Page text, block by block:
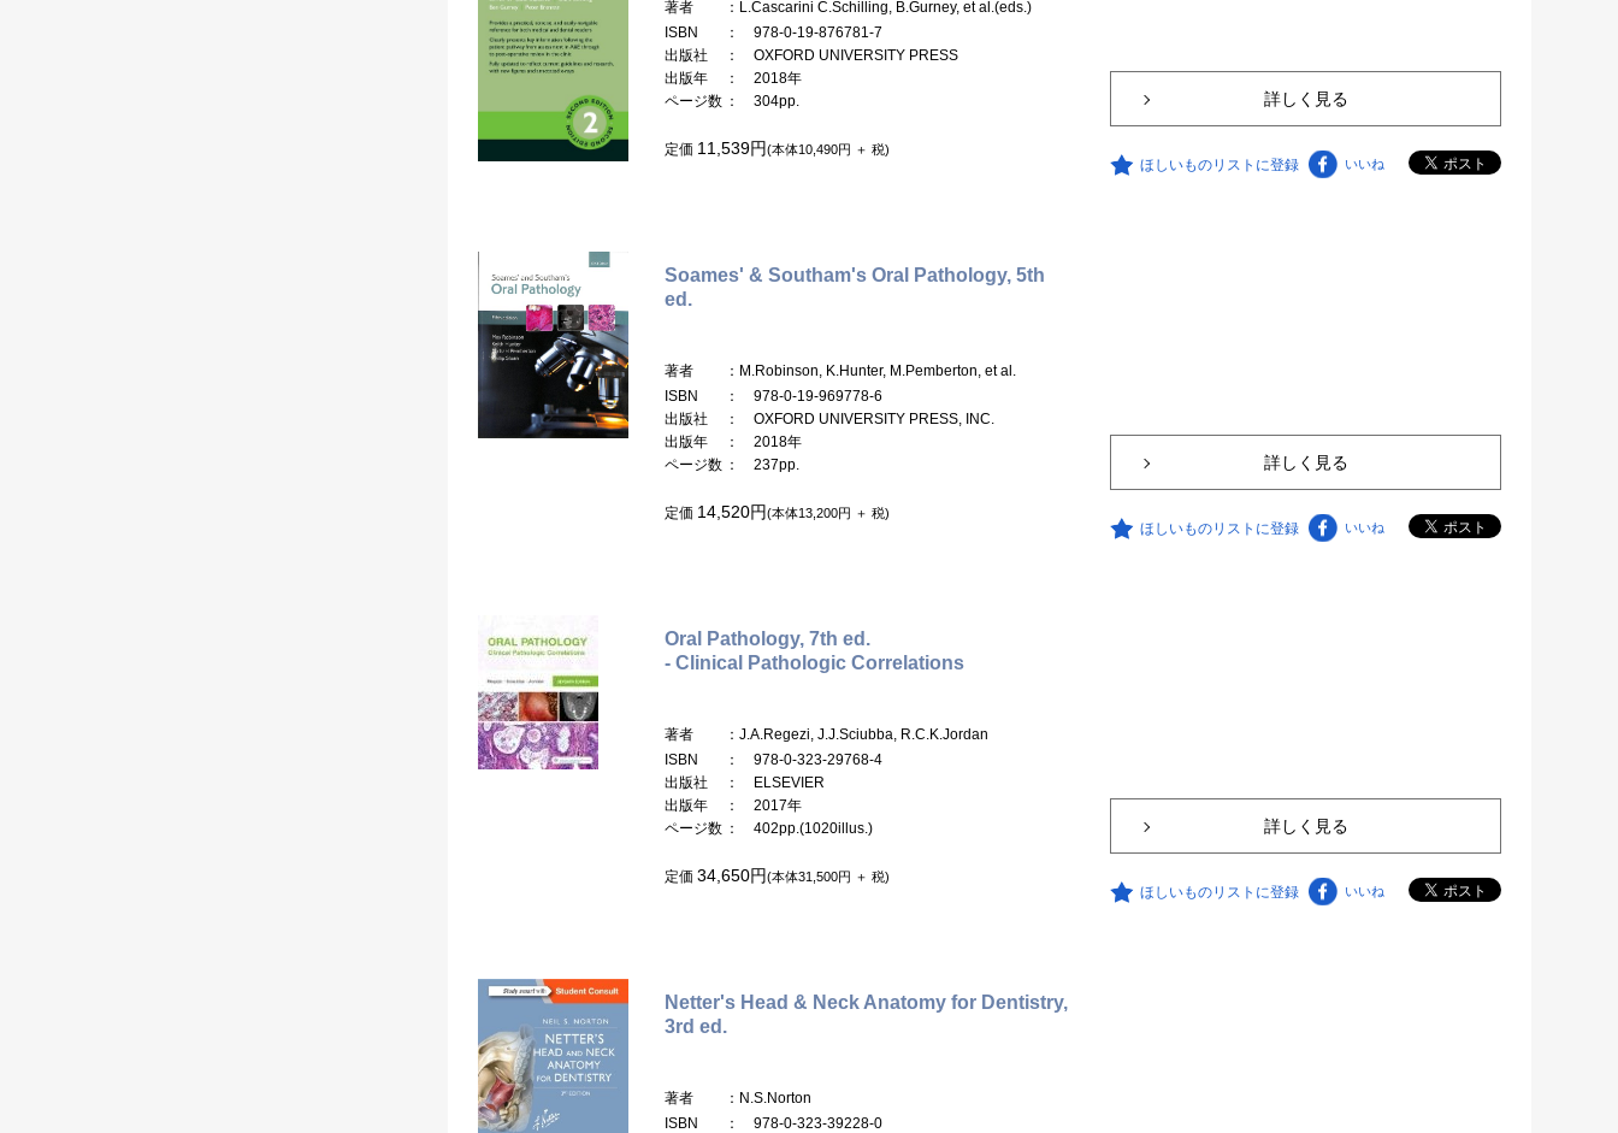
著者
：L.Cascarini C.Schilling, B.Gurney, et al.(eds.)
ISBN
： 978-0-19-876781-7
出版社
： OXFORD UNIVERSITY PRESS
出版年
： 2018年
ページ数 ： 304pp.
定価 11,539円(本体10,490円 ＋ 税)
詳しく見る
ほしいものリストに登録 いいね
Soames' & Southam's Oral Pathology, 5th
ed.
著者
：M.Robinson, K.Hunter, M.Pemberton, et al.
ISBN
： 978-0-19-969778-6
出版社
： OXFORD UNIVERSITY PRESS, INC.
出版年
： 2018年
ページ数 ： 237pp.
定価 14,520円(本体13,200円 ＋ 税)
詳しく見る
ほしいものリストに登録 いいね
Oral Pathology, 7th ed.
- Clinical Pathologic Correlations
著者
：J.A.Regezi, J.J.Sciubba, R.C.K.Jordan
ISBN
： 978-0-323-29768-4
出版社
： ELSEVIER
出版年
： 2017年
ページ数 ： 402pp.(1020illus.)
定価 34,650円(本体31,500円 ＋ 税)
詳しく見る
ほしいものリストに登録 いいね
Netter's Head & Neck Anatomy for Dentistry,
3rd ed.
著者
：N.S.Norton
ISBN
： 978-0-323-39228-0